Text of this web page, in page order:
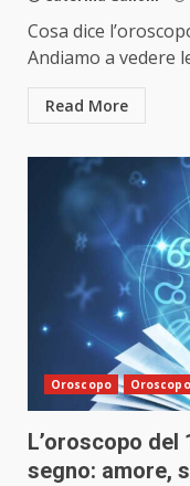
Cosa dice
Andiamo a vedere
Read More
Oroscopo
L’oroscopo del
segno: amore,